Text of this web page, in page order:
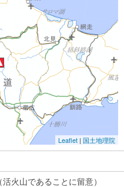
Leaflet | 国土地理院
活火山であることに留意）